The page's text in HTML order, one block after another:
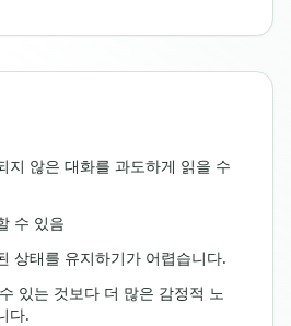
지 않은 대화를 과도하게 읽을 수
수 있음
상태를 유지하기가 어렵습니다.
있는 것보다 더 많은 감정적 노
다.